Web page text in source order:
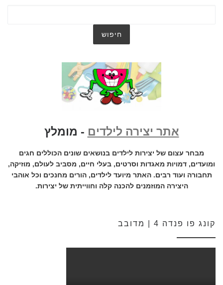
אתר יצירה לילדים - מומלץ
מבחר עצום של יצירות לילדים בנושאים שונים הכוללים חגים
ומועדים, דמויות מאגדות וסרטים, בעלי חיים, מסביב לעולם, מוזיקה,
תחבורה ועוד רבים. האתר מיועד לילדים, הורים מחנכים וכל אוהבי
היצירה המוזמנים להכנה קלה וחווייתית של יצירות.
קונג פו פנדה 4 | מדובב